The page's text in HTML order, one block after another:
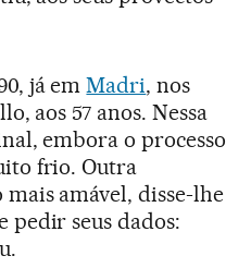
já emMadri, nos
aos 57 anos. Nessa
embora o processo
frio. Outra
amável, disse-lhe
pedir seus dados: